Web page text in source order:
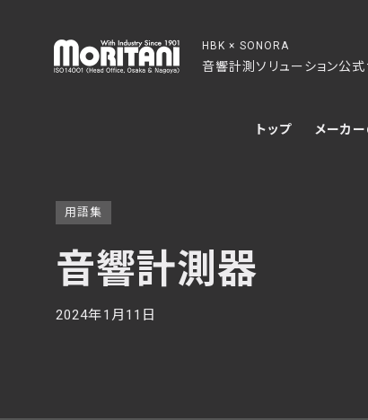
HBK × SONORA
音響計測ソリューション公式
トップ メーカ
用語集
音響計測器
2024年1月11日